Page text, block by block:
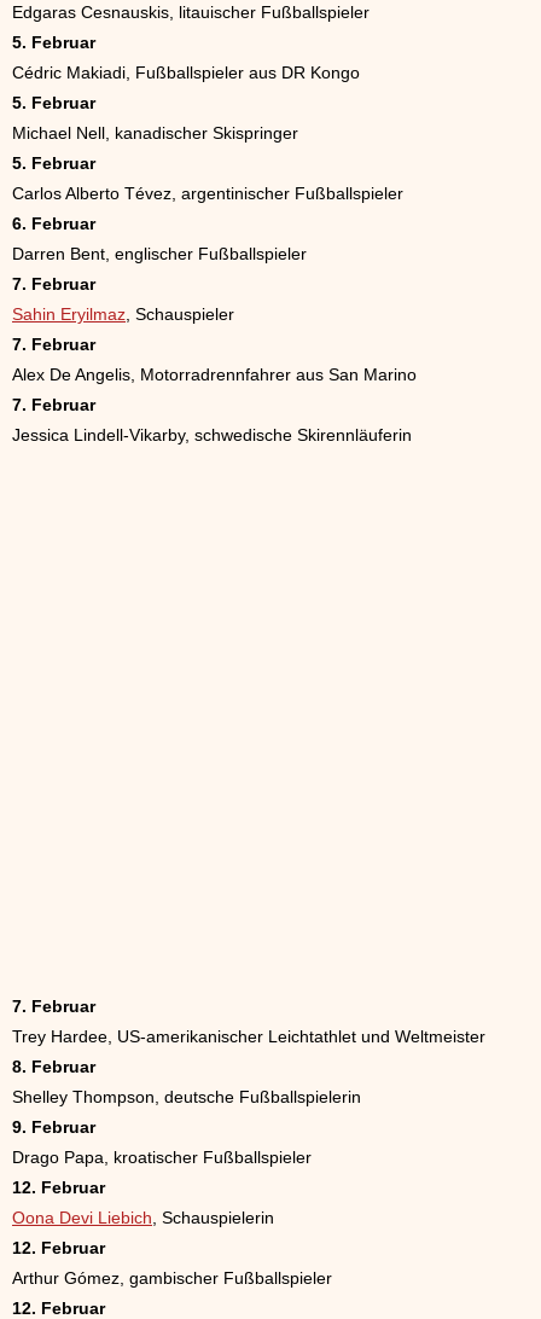
Edgaras Cesnauskis, litauischer Fußballspieler
5. Februar
Cédric Makiadi, Fußballspieler aus DR Kongo
5. Februar
Michael Nell, kanadischer Skispringer
5. Februar
Carlos Alberto Tévez, argentinischer Fußballspieler
6. Februar
Darren Bent, englischer Fußballspieler
7. Februar
Sahin Eryilmaz , Schauspieler
7. Februar
Alex De Angelis, Motorradrennfahrer aus San Marino
7. Februar
Jessica Lindell-Vikarby, schwedische Skirennläuferin
7. Februar
Trey Hardee, US-amerikanischer Leichtathlet und Weltmeister
8. Februar
Shelley Thompson, deutsche Fußballspielerin
9. Februar
Drago Papa, kroatischer Fußballspieler
12. Februar
Oona Devi Liebich , Schauspielerin
12. Februar
Arthur Gómez, gambischer Fußballspieler
12. Februar